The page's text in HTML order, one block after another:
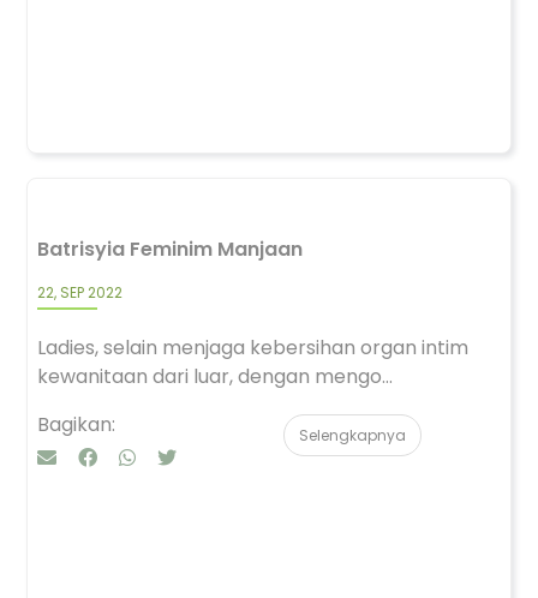
Batrisyia Feminim Manjaan
22, SEP 2022
Ladies, selain menjaga kebersihan organ intim
kewanitaan dari luar, dengan mengo...
Bagikan:
Selengkapnya